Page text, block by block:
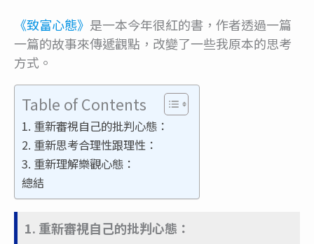
《致富心態》 是一本今年很紅的書，作者透過一篇
一篇的故事來傳遞觀點，改變了一些我原本的思考
方式。
Table of Contents
1. 重新審視自己的批判心態：
2. 重新思考合理性跟理性：
3. 重新理解樂觀心態：
總結
1. 重新審視自己的批判心態：